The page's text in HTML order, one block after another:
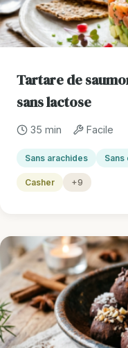
Tartare de
sans lactose
35 min Facile
Sans arachides Sans
Casher +9